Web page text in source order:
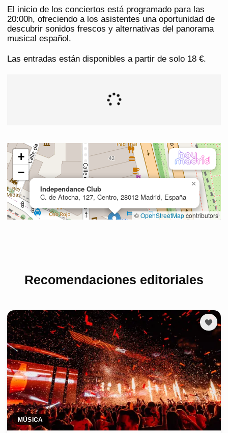
El inicio de los conciertos está programado para las
20:00h, ofreciendo a los asistentes una oportunidad de
descubrir sonidos frescos y alternativas del panorama
musical español.
Las entradas están disponibles a partir de solo 18 €.
Recomendaciones editoriales
MÚSICA